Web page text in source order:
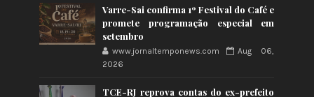
Varre-Sai confirma 1º Festival do Café e
promete programação especial em
setembro
www.jornaltemponews.com
Aug 06,
2026
TCE-RJ reprova contas do ex-prefeito